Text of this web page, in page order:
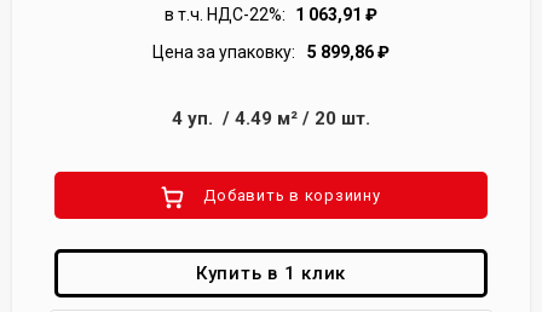
в т.ч. НДС-22%:
1 063,91 ₽
Цена за упаковку:
5 899,86₽
4 уп. / 4.49 м² / 20 шт.
Добавить в корзиину
Купить в 1 клик